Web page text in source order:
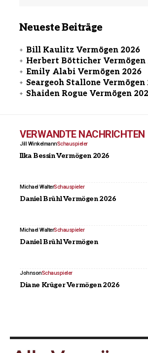
Neueste Beiträge
Bill Kaulitz Vermögen 2026
Herbert Bötticher Vermögen
Emily Alabi Vermögen 2026
Seargeoh Stallone Vermögen
Shaiden Rogue Vermögen
VERWANDTE NACHRICHTEN
Jill WinkelmannSchauspieler
Ilka Bessin Vermögen 2026
Michael WalterSchauspieler
Daniel Brühl Vermögen 2026
Michael WalterSchauspieler
Daniel Brühl Vermögen
JohnsonSchauspieler
Diane Krüger Vermögen 2026